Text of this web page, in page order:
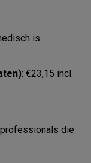
is
: €23,15 incl.
die